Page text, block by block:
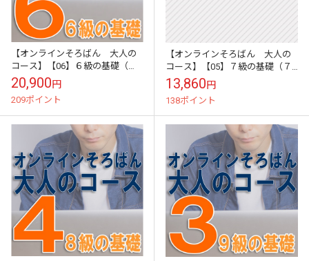
【オンラインそろばん 大人の
コース】【06】６級の基礎（６
級テスト）《中級クラス》買い
切り（ZOOM講習３回と添削テ
スト１回のサポ...
20,900円
209ポイント
【オンラインそろばん 大人の
コース】【05】７級の基礎（７
級テスト）《初級クラス》買い
切り（ZOOM講習３回と添削テ
スト１回のサポ...
13,860円
138ポイント